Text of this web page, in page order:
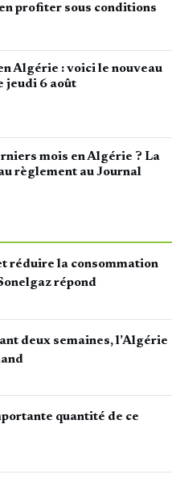
profiter sous conditions
Algérie : voici le nouveau
jeudi 6 août
mois en Algérie ? La
règlement au Journal
réduire la consommation
répond
deux semaines, l’Algérie
quantité de ce